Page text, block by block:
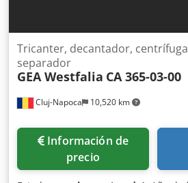
Cluj-Napoca 10,520 km
Tricanter, decantador,
separador
GEA Westfalia CA 365-03-00
Información de
precio